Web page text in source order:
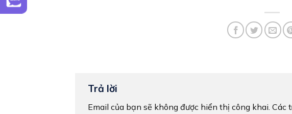
Trả lời
Email của bạn sẽ không được hiển thị công khai. Các